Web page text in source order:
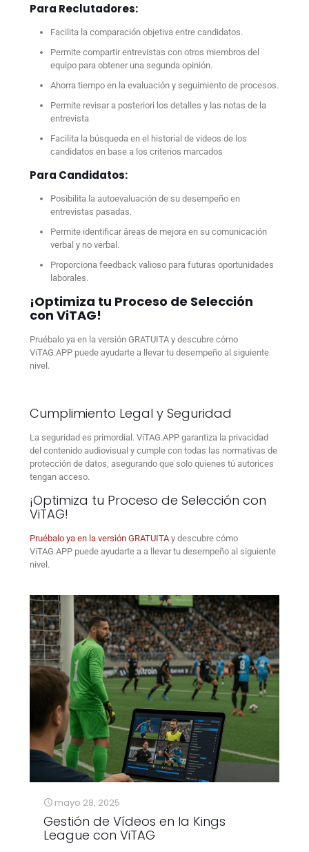
Para Reclutadores:
Facilita la comparación objetiva entre candidatos.
Permite compartir entrevistas con otros miembros del
equipo para obtener una segunda opinión.
Ahorra tiempo en la evaluación y seguimiento de procesos.
Permite revisar a posteriori los detalles y las notas de la
entrevista
Facilita la búsqueda en el historial de videos de los
candidatos en base a los criterios marcados
Para Candidatos:
Posibilita la autoevaluación de su desempeño en
entrevistas pasadas.
Permite identificar áreas de mejora en su comunicación
verbal y no verbal.
Proporciona feedback valioso para futuras oportunidades
laborales.
¡Optimiza tu Proceso de Selección
con ViTAG!
Pruébalo ya en la versión GRATUITA y descubre cómo
ViTAG.APP puede ayudarte a llevar tu desempeño al siguiente
nivel.
Cumplimiento Legal y Seguridad
La seguridad es primordial. ViTAG.APP garantiza la privacidad
del contenido audiovisual y cumple con todas las normativas de
protección de datos, asegurando que solo quienes tú autorices
tengan acceso.
¡Optimiza tu Proceso de Selección con
ViTAG!
Pruébalo ya en la versión GRATUITA y descubre cómo
ViTAG.APP puede ayudarte a a llevar tu desempeño al siguiente
nivel.
mayo 28, 2025
Gestión de Vídeos en la Kings
League con ViTAG